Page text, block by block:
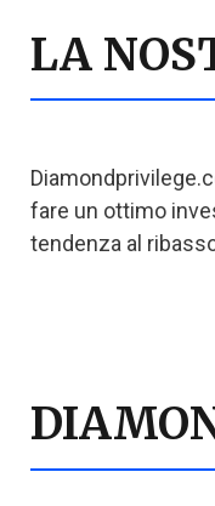
LA
fare un ottimo
tendenza al